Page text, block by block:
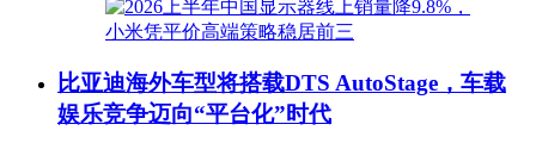
比亚迪海外车型将搭载DTS AutoStage，车载
娱乐竞争迈向“平台化”时代